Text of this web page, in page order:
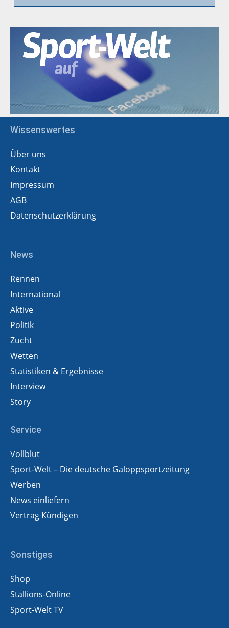
Wissenswertes
Über uns
Kontakt
Impressum
AGB
Datenschutzerklärung
News
Rennen
International
Aktive
Politik
Zucht
Wetten
Statistiken & Ergebnisse
Interview
Story
Service
Vollblut
Sport-Welt – Die deutsche Galoppsportzeitung
Werben
News einliefern
Vertrag Kündigen
Sonstiges
Shop
Stallions-Online
Sport-Welt TV